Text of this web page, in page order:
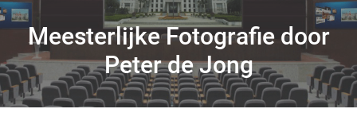
Meesterlijke Fotografie door
Peter de Jong